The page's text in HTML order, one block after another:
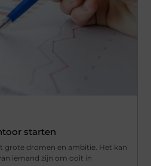
starten
grote dromen en ambitie. Het kan
iemand zijn om ooit in